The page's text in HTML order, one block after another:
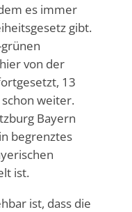
es immer
gibt.
von der
13
weiter.
Bayern
begrenztes
ist.
ist, dass die